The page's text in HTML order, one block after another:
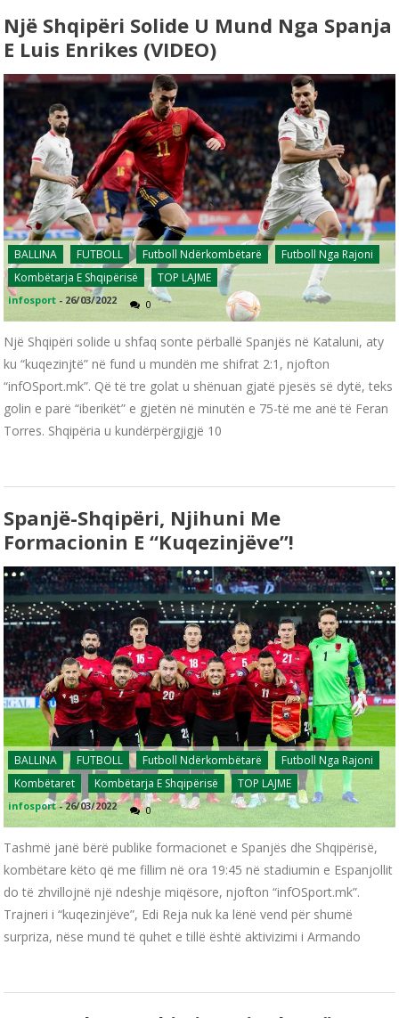
Një Shqipëri Solide U Mund Nga Spanja
E Luis Enrikes (VIDEO)
BALLINA FUTBOLL Futboll Ndërkombëtarë
Futboll Nga Rajoni
Kombëtarja E Shqipërisë
TOP LAJME
infosport - 26/03/2022 0
Një Shqipëri solide u shfaq sonte përballë Spanjës në Kataluni, aty
ku “kuqezinjtë” në fund u mundën me shifrat 2:1, njofton
“infOSport.mk”. Që të tre golat u shënuan gjatë pjesës së dytë, teks
golin e parë “iberikët” e gjetën në minutën e 75-të me anë të Feran
Torres. Shqipëria u kundërpërgjigjë 10
Spanjë-Shqipëri, Njihuni Me
Formacionin E “kuqezinjëve”!
BALLINA FUTBOLL Futboll Ndërkombëtarë
Futboll Nga Rajoni
Kombëtaret
Kombëtarja E Shqipërisë TOP LAJME
infosport -26/03/2022 0
Tashmë janë bërë publike formacionet e Spanjës dhe Shqipërisë,
kombëtare këto që me fillim në ora 19:45 në stadiumin e Espanjollit
do të zhvillojnë një ndeshje miqësore, njofton “infOSport.mk”.
Trajneri i “kuqezinjëve”, Edi Reja nuk ka lënë vend për shumë
surpriza, nëse mund të quhet e tillë është aktivizimi i Armando